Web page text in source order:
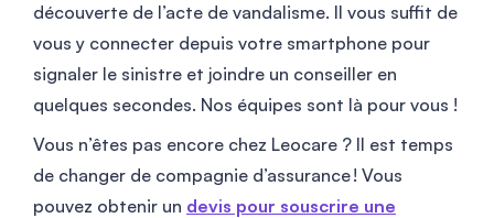
découverte de l’acte de vandalisme. Il vous suffit de
vous y connecter depuis votre smartphone pour
signaler le sinistre et joindre un conseiller en
quelques secondes. Nos équipes sont là pour vous !
Vous n’êtes pas encore chez Leocare ? Il est temps
de changer de compagnie d’assurance ! Vous
pouvez obtenir un devis pour souscrire une